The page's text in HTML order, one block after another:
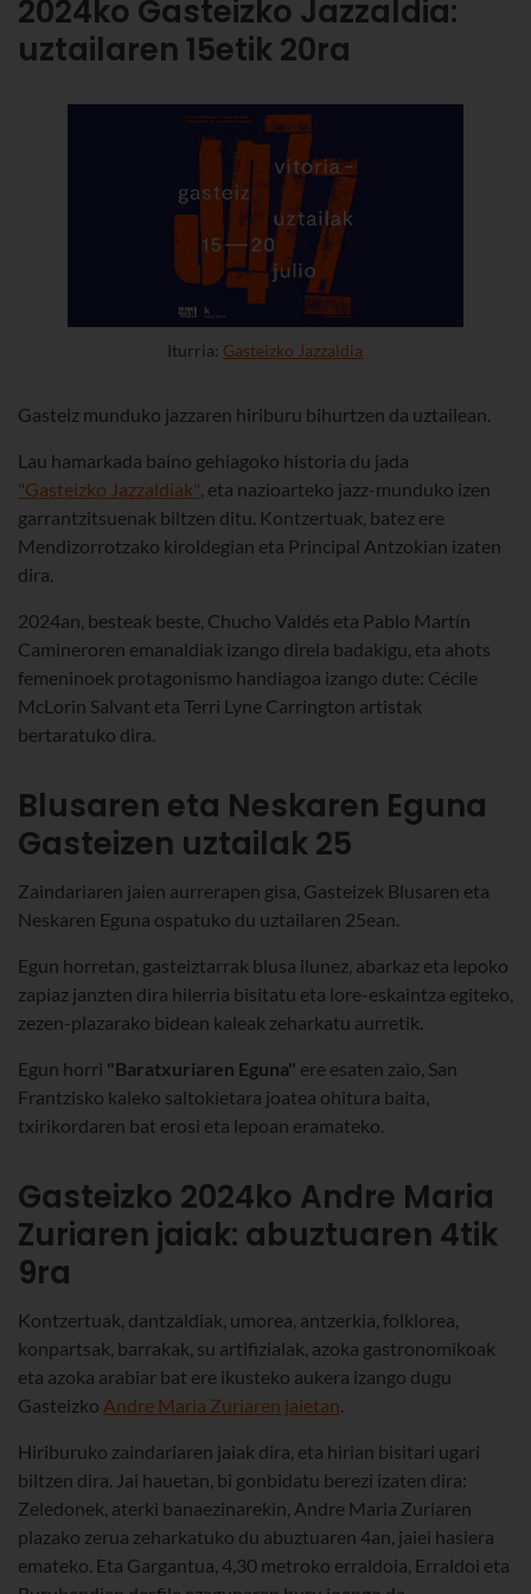
2024ko Gasteizko Jazzaldia:
uztailaren 15etik 20ra
Iturria: Gasteizko Jazzaldia
Gasteiz munduko jazzaren hiriburu bihurtzen da uztailean.
Lau hamarkada baino gehiagoko historia du jada
"Gasteizko Jazzaldiak", eta nazioarteko jazz-munduko izen
garrantzitsuenak biltzen ditu. Kontzertuak, batez ere
Mendizorrotzako kiroldegian eta Principal Antzokian izaten
dira.
2024an, besteak beste, Chucho Valdés eta Pablo Martín
Camineroren emanaldiak izango direla badakigu, eta ahots
femeninoek protagonismo handiagoa izango dute: Cécile
McLorin Salvant eta Terri Lyne Carrington artistak
bertaratuko dira.
Blusaren eta Neskaren Eguna
Gasteizen uztailak 25
Zaindariaren jaien aurrerapen gisa, Gasteizek Blusaren eta
Neskaren Eguna ospatuko du uztailaren 25ean.
Egun horretan, gasteiztarrak blusa ilunez, abarkaz eta lepoko
zapiaz janzten dira hilerria bisitatu eta lore-eskaintza egiteko,
zezen-plazarako bidean kaleak zeharkatu aurretik.
Egun horri "Baratxuriaren Eguna" ere esaten zaio, San
Frantzisko kaleko saltokietara joatea ohitura baita,
txirikordaren bat erosi eta lepoan eramateko.
Gasteizko 2024ko Andre Maria
Zuriaren jaiak: abuztuaren 4tik
9ra
Kontzertuak, dantzaldiak, umorea, antzerkia, folklorea,
konpartsak, barrakak, su artifizialak, azoka gastronomikoak
eta azoka arabiar bat ere ikusteko aukera izango dugu
Gasteizko Andre Maria Zuriaren jaietan.
Hiriburuko zaindariaren jaiak dira, eta hirian bisitari ugari
biltzen dira. Jai hauetan, bi gonbidatu berezi izaten dira:
Zeledonek, aterki banaezinarekin, Andre Maria Zuriaren
plazako zerua zeharkatuko du abuztuaren 4an, jaiei hasiera
emateko. Eta Gargantua, 4,30 metroko erraldoia, Erraldoi eta